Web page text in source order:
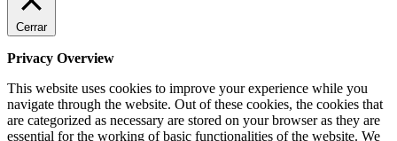
Cerrar
Privacy Overview
This website uses cookies to improve your experience while you
navigate through the website. Out of these cookies, the cookies that
are categorized as necessary are stored on your browser as they are
essential for the working of basic functionalities of the website. We